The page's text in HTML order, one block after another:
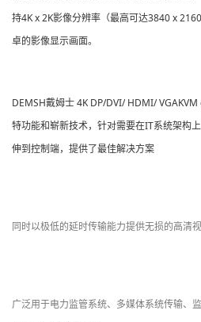
持4K x 2K影像分辨率（最高可达3840 x 2160
卓的影像显示画面。
DEMSH戴姆士 4K DP/DVI/ HDMI/VGA
特功能和崭新技术，针对需要在IT系统架构
伸到控制端，提供了最佳解决方案
同时以极低的延时传输能力提供无损的高清视
广泛用于电力监管系统、多媒体系统传输、